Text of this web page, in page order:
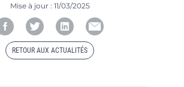
Mise à jour : 11/03/2025
RETOUR AUX ACTUALITÉS